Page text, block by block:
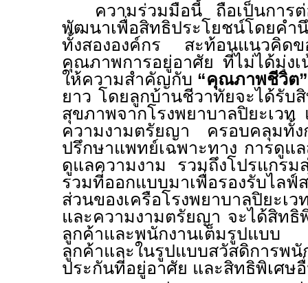
ความร่วมมือนี้ ถือเป็นการ
พัฒนาเพื่อสิทธิประโยชน์โดยคำ
ทั้งสององค์กร สะท้อนแนวคิดข
คุณภาพการอยู่อาศัย ที่ไม่ได้มุ่ง
ให้ความสำคัญกับ “คุณภาพชีวิต”
ยาว โดยลูกบ้านชีวาทัยจะได้รับ
สุขภาพจากโรงพยาบาลปิยะเว
ความงามตรัยญา ครอบคลุมทั้
ปรึกษาแพทย์เฉพาะทาง การดูแ
ดูแลความงาม รวมถึงโปรแกรม
รวมที่ออกแบบมาเพื่อรองรับไลฟ์
ส่วนของเครือโรงพยาบาลปิยะเ
และความงามตรัยญา จะได้สิทธิ
ลูกค้าและพนักงานเต็มรูปแบบ
ลูกค้าและในรูปแบบสวัสดิการพ
ประกันที่อยู่อาศัย และสิทธิพิเศษ